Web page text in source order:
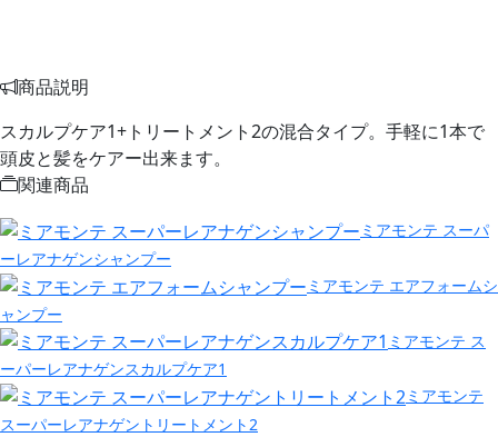
商品説明
スカルプケア1+トリートメント2の混合タイプ。手軽に1本で
頭皮と髪をケアー出来ます。
関連商品
ミアモンテ スーパ
ーレアナゲンシャンプー
ミアモンテ エアフォームシ
ャンプー
ミアモンテ ス
ーパーレアナゲンスカルプケア1
ミアモンテ
スーパーレアナゲントリートメント2